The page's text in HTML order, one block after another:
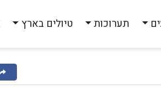
תערוכות טיולים בארץ